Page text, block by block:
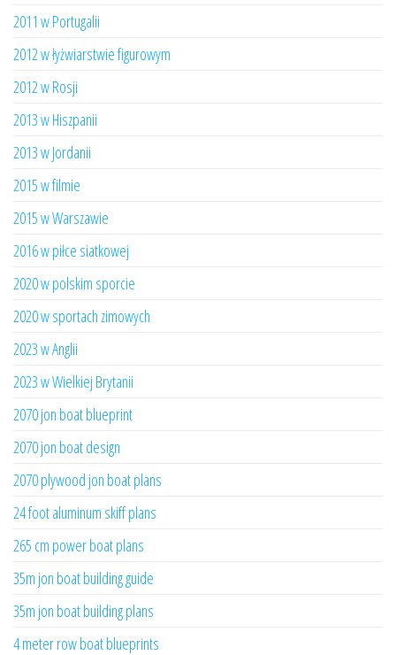
2011 w Portugalii
2012 w łyżwiarstwie figurowym
2012 w Rosji
2013 w Hiszpanii
2013 w Jordanii
2015 w filmie
2015 w Warszawie
2016 w piłce siatkowej
2020 w polskim sporcie
2020 w sportach zimowych
2023 w Anglii
2023 w Wielkiej Brytanii
2070 jon boat blueprint
2070 jon boat design
2070 plywood jon boat plans
24 foot aluminum skiff plans
265 cm power boat plans
35m jon boat building guide
35m jon boat building plans
4 meter row boat blueprints